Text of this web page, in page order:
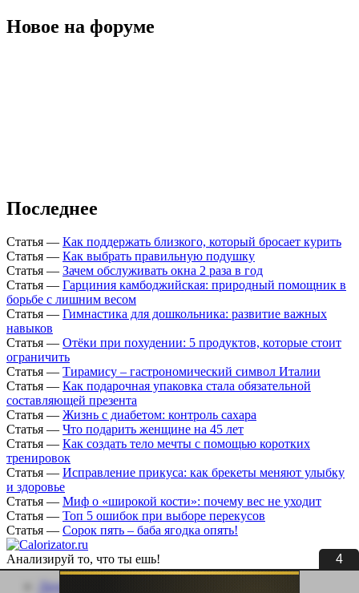
3
Новое на форуме
Последнее
Статья — Как поддержать близкого, который бросает курить
Статья — Как выбрать правильную подушку
Статья — Зачем обслуживать окна 2 раза в год
Статья — Гарциния камбоджийская: природный помощник в
борьбе с лишним весом
Статья — Гимнастика для дошкольника: развитие важных
навыков
Статья — Отёки при похудении: 5 продуктов, которые стоит
ограничить
Статья — Тирамису – гастрономический символ Италии
Статья — Как подарочная упаковка стала обязательной
составляющей презента
Статья — Жизнь с диабетом: контроль сахара
Статья — Что подарить женщине на 45 лет
Статья — Как создать тело мечты с помощью коротких
тренировок
Статья — Исправление прикуса: как брекеты меняют улыбку
и здоровье
Статья — Миф о «широкой кости»: почему вес не уходит
Статья — Топ 5 ошибок при выборе перекусов
Статья — Сорок пять – баба ягодка опять!
Анализируй то, что ты ешь!
Личный кабинет